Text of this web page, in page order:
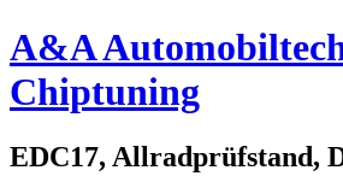
A&A
Chiptuning
EDC17, Allradprüfstand,